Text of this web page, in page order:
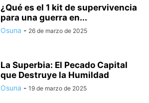
¿Qué es el 1 kit de supervivencia
para una guerra en...
Osuna - 26 de marzo de 2025
La Superbia: El Pecado Capital
que Destruye la Humildad
Osuna - 19 de marzo de 2025